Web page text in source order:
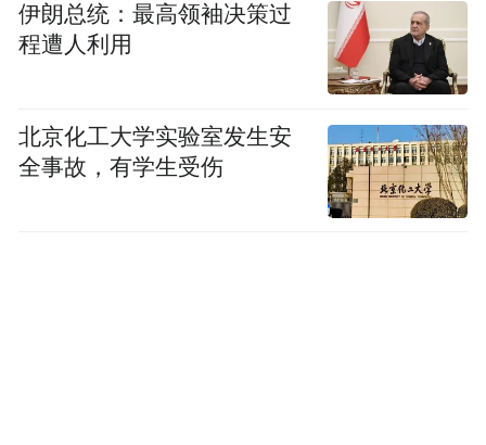
伊朗总统：最高领袖决策过
程遭人利用
北京化工大学实验室发生安
全事故，有学生受伤